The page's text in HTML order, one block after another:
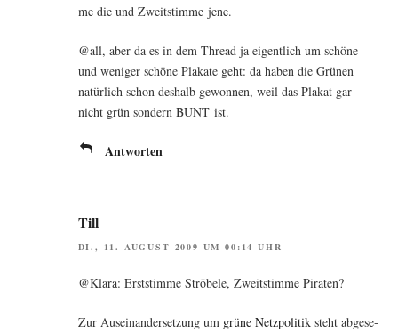
me die und Zweit­stim­me jene.
@all, aber da es in dem Thread ja eigent­lich um schö­ne
und weni­ger schö­ne Pla­ka­te geht: da haben die Grü­nen
natür­lich schon des­halb gewon­nen, weil das Pla­kat gar
nicht grün son­dern BUNT ist.
Antworten
Till
DI., 11. AUGUST 2009 UM 00:14 UHR
@Klara: Erst­stim­me Strö­be­le, Zweit­stim­me Piraten?
Zur Aus­ein­an­der­set­zung um grü­ne Netz­po­li­tiksteht abge­se­